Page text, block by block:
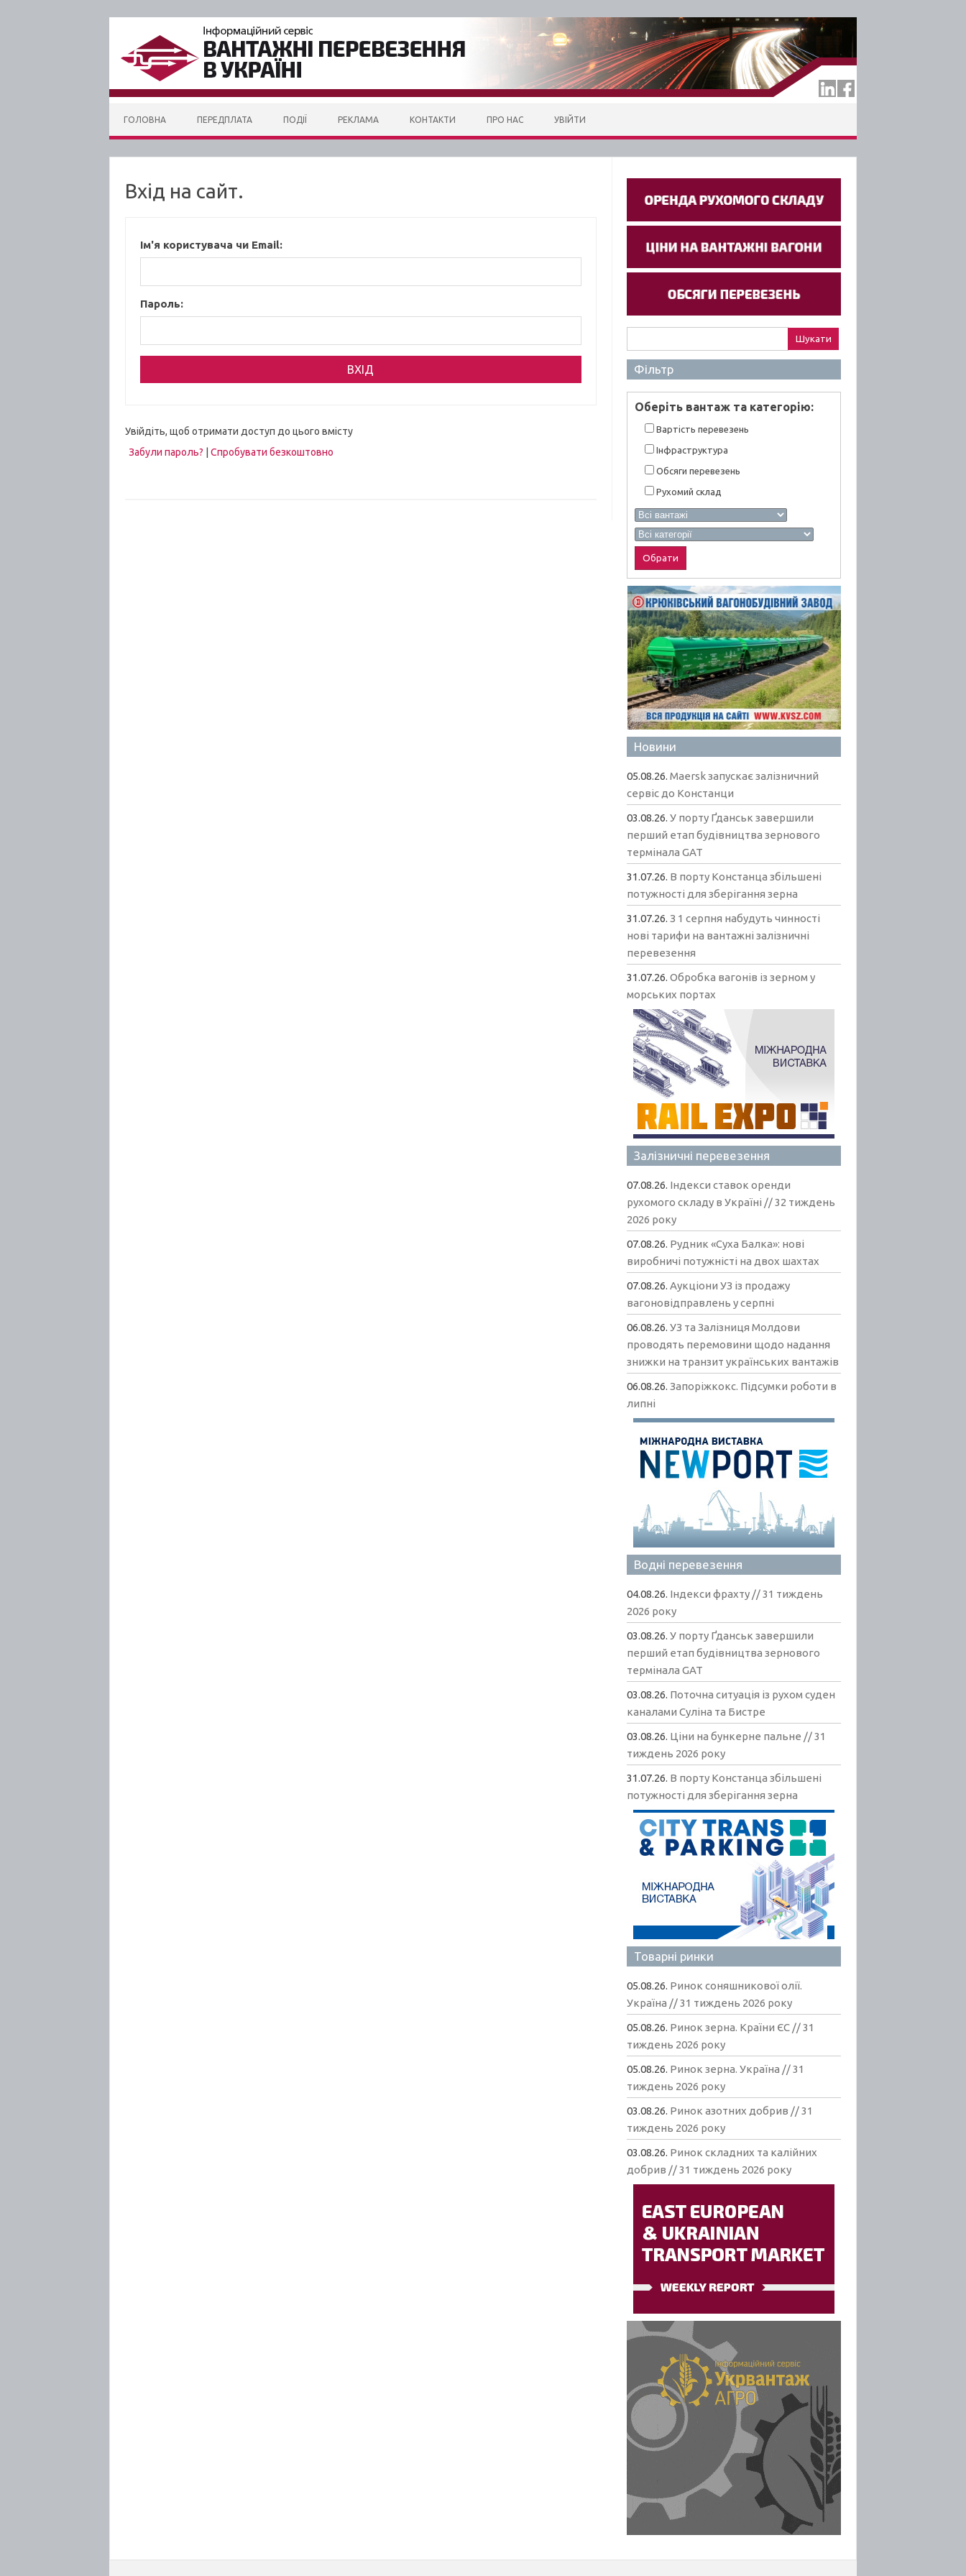
ГОЛОВНА ПЕРЕДПЛАТА ПОДІЇ РЕКЛАМА КОНТАКТИ ПРО НАС УВІЙТИ
Вхід на сайт.
Ім'я користувача чи Email:
Пароль:
Увійдіть, щоб отримати доступ до цього вмісту
Забули пароль?
Спробувати безкоштовно
Фільтр
Оберiть вантаж та категорiю:
Вартiсть перевезень
Інфраструктура
Обсяги перевезень
Рухомий склад
Новини
05.08.26.Maersk запускає залізничний
сервіс до Констанци
03.08.26.У порту Ґданськ завершили
перший етап будівництва зернового
термінала GAT
31.07.26. В порту Констанца збільшені
потужності для зберігання зерна
31.07.26.З 1 серпня набудуть чинності
нові тарифи на вантажні залізничні
перевезення
31.07.26.Обробка вагонів із зерном у
морських портах
Залізничні перевезення
07.08.26. Індекси ставок оренди
рухомого складу в Україні // 32 тиждень
2026 року
07.08.26. Рудник «Суха Балка»: нові
виробничі потужністі на двох шахтах
07.08.26.Аукціони УЗ із продажу
вагоновідправлень у серпні
06.08.26.УЗ та Залізниця Молдови
проводять перемовини щодо надання
знижки на транзит українських вантажів
06.08.26.Запоріжкокс. Підсумки роботи в
липні
Водні перевезення
04.08.26. Індекси фрахту // 31 тиждень
2026 року
03.08.26.У порту Ґданськ завершили
перший етап будівництва зернового
термінала GAT
03.08.26. Поточна ситуація із рухом суден
каналами Суліна та Бистре
03.08.26. Ціни на бункерне пальне // 31
тиждень 2026 року
31.07.26. В порту Констанца збільшені
потужності для зберігання зерна
Товарні ринки
05.08.26. Ринок соняшникової олії.
Україна // 31 тиждень 2026 року
05.08.26. Ринок зерна. Країни ЄС // 31
тиждень 2026 року
05.08.26. Ринок зерна. Україна // 31
тиждень 2026 року
03.08.26. Ринок азотних добрив // 31
тиждень 2026 року
03.08.26. Ринок складних та калійних
добрив // 31 тиждень 2026 року